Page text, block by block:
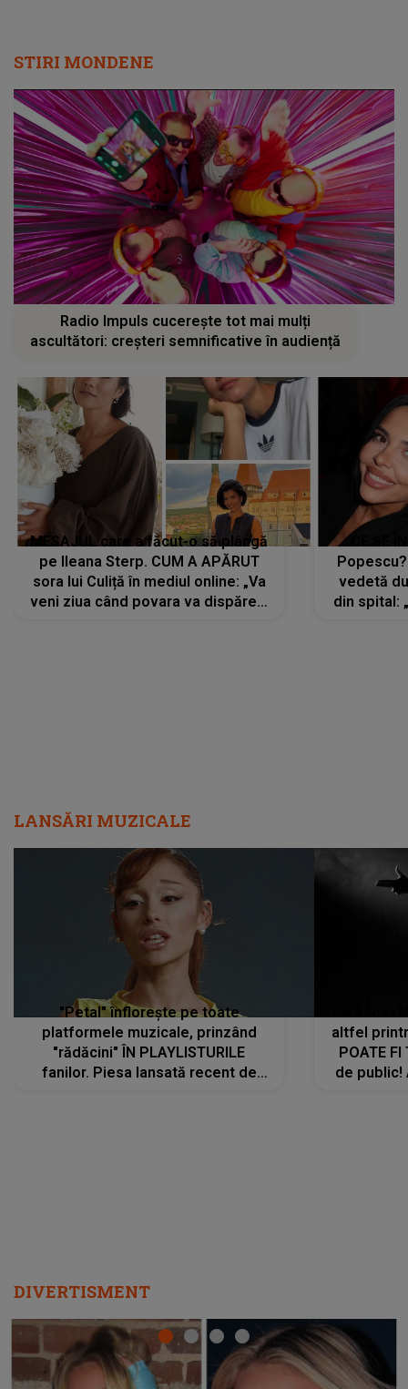
STIRI MONDENE
Radio Impuls cucerește tot mai mulți
ascultători: creșteri semnificative în audiență
MESAJUL care a făcut-o să plângă
pe Ileana Sterp. CUM A APĂRUT
sora lui Culiță în mediul online: „Va
veni ziua când povara va dispărea,
vedetă
din spital:
LANSĂRI MUZICALE
"Petal" înflorește pe toate
platformele muzicale, prinzând
"rădăcini" ÎN PLAYLISTURILE
fanilor. Piesa lansată recent de
altfel
POATE FI
de public!
DIVERTISMENT